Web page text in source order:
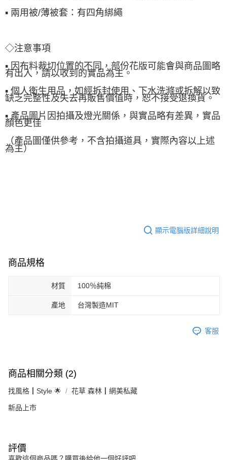
▪ 兩用被/薄被套：有四角綁繩
◇注意事項
▪ 因布料裁切位置的不同，部份花版可能會與商品圖略
有出入，請以收到的實品為主。
▪ 個人衛生用品，如經拆封使用、下水洗滌或拆解以致
缺乏完整性及失去再販售價值時，恕不接受退換貨。
▪ 產品圖片因拍攝及燈光關係，與實品略有差異，實品
顏色更佳
（產品圖僅供參考，不含拍攝道具，實際內容以上述
為主）
顯示電腦版詳細說明
商品規格
材質 100％純棉
產地 台灣製造MIT
客服
商品相關分類 (2)
找風格┃Style 🌟 花草 森林┃網美私藏
新品上市
評價